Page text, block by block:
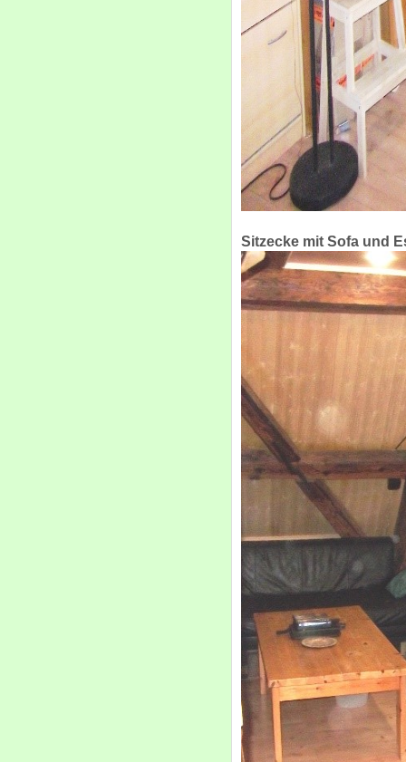
Sitzecke mit Sofa und